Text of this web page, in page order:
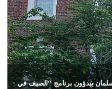
يبدؤون برنامج “الصيف في